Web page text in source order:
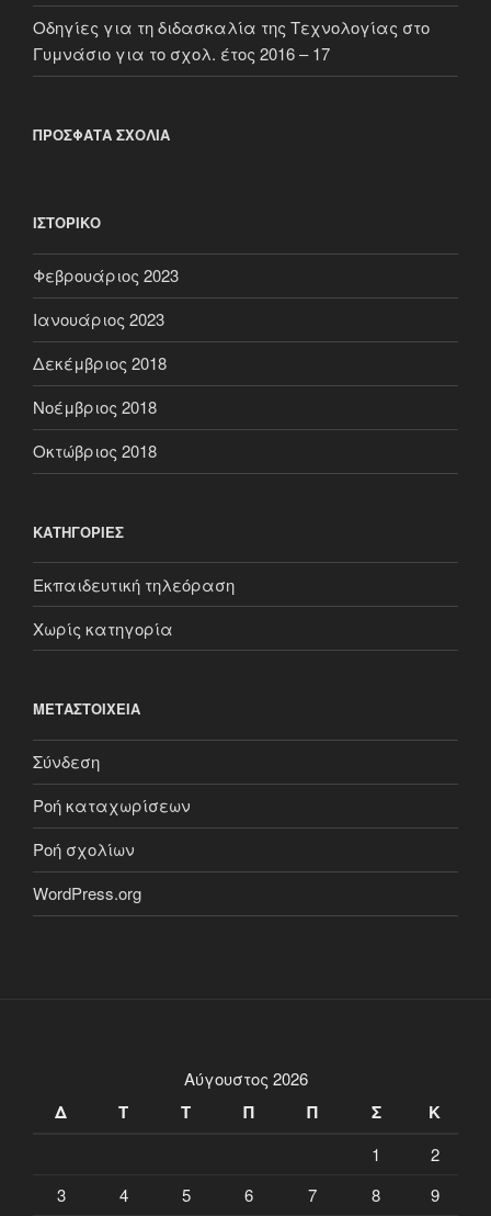
Οδηγίες για τη διδασκαλία της Τεχνολογίας στο
Γυμνάσιο για το σχολ. έτος 2016 – 17
ΠΡΌΣΦΑΤΑ ΣΧΌΛΙΑ
ΙΣΤΟΡΙΚΌ
Φεβρουάριος 2023
Ιανουάριος 2023
Δεκέμβριος 2018
Νοέμβριος 2018
Οκτώβριος 2018
KΑΤΗΓΟΡΊΕΣ
Εκπαιδευτική τηλεόραση
Χωρίς κατηγορία
ΜΕΤΑΣΤΟΙΧΕΊΑ
Σύνδεση
Ροή καταχωρίσεων
Ροή σχολίων
WordPress.org
Αύγουστος 2026
Δ Τ Τ Π Π Σ Κ
1
2
3
4 5 6 7 8 9